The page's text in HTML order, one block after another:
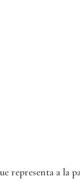
representa a la